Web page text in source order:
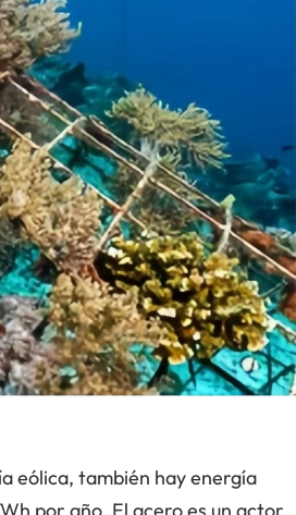
eólica, también hay energía
por año. El acero es un actor